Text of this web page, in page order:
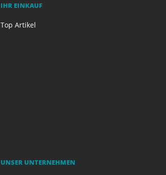
IHR EINKAUF
Top Artikel
UNSER UNTERNEHMEN